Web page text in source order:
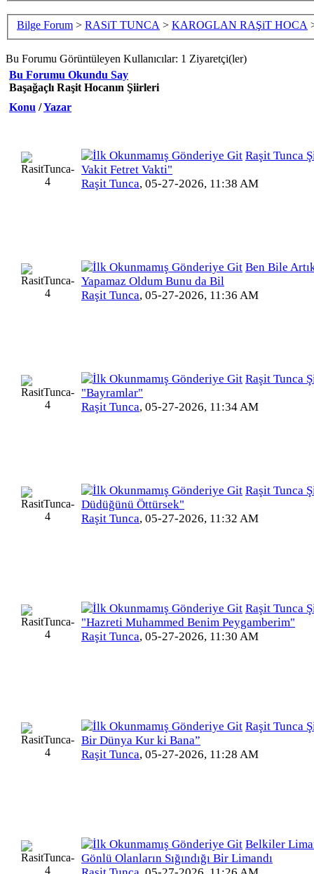
Bilge Forum > RASiT TUNCA > KAROGLAN RAŞiT HOCA
Bu Forumu Görüntüleyen Kullanıcılar: 1 Ziyaretçi(ler)
Bu Forumu Okundu Say
Başağaçlı Raşit Hocanın Şiirleri
Konu /Yazar
Raşit Tunca
Vakit Fetret Vakti"
Raşit Tunca, 05-27-2026, 11:38 AM
Ben Bile
Yapamaz Oldum Bunu da Bil
Raşit Tunca, 05-27-2026, 11:36 AM
Raşit Tunca
"Bayramlar"
Raşit Tunca, 05-27-2026, 11:34 AM
Raşit Tunca
Düdüğünü Öttürsek"
Raşit Tunca, 05-27-2026, 11:32 AM
Raşit Tunca
"Hazreti Muhammed Benim Peygamberim"
Raşit Tunca, 05-27-2026, 11:30 AM
Raşit Tunca
Bir Dünya Kur ki Bana”
Raşit Tunca, 05-27-2026, 11:28 AM
Belkiler
Gönlü Olanların Sığındığı Bir Limandı